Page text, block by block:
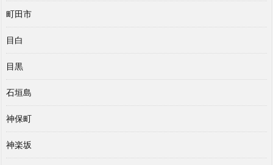
町田市
目白
目黒
石垣島
神保町
神楽坂